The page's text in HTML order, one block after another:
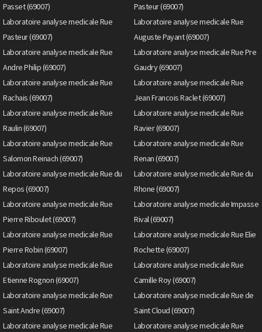
Passet (69007)
Pasteur (69007)
Laboratoire analyse medicale Rue
Pasteur (69007)
Laboratoire analyse medicale Rue
Auguste Payant (69007)
Laboratoire analyse medicale Rue
Andre Philip (69007)
Laboratoire analyse medicale Rue Pre
Gaudry (69007)
Laboratoire analyse medicale Rue
Rachais (69007)
Laboratoire analyse medicale Rue
Jean Francois Raclet (69007)
Laboratoire analyse medicale Rue
Raulin (69007)
Laboratoire analyse medicale Rue
Ravier (69007)
Laboratoire analyse medicale Rue
Salomon Reinach (69007)
Laboratoire analyse medicale Rue
Renan (69007)
Laboratoire analyse medicale Rue du
Repos (69007)
Laboratoire analyse medicale Rue du
Rhone (69007)
Laboratoire analyse medicale Rue
Pierre Riboulet (69007)
Laboratoire analyse medicale Impasse
Rival (69007)
Laboratoire analyse medicale Rue
Pierre Robin (69007)
Laboratoire analyse medicale Rue Elie
Rochette (69007)
Laboratoire analyse medicale Rue
Etienne Rognon (69007)
Laboratoire analyse medicale Rue
Camille Roy (69007)
Laboratoire analyse medicale Rue
Saint Andre (69007)
Laboratoire analyse medicale Rue de
Saint Cloud (69007)
Laboratoire analyse medicale Rue
Laboratoire analyse medicale Rue